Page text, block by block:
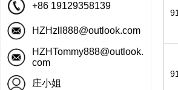
+86 19129358139
HZHzll888@outlook.com
HZHTommy888@outlook.
com
庄小姐